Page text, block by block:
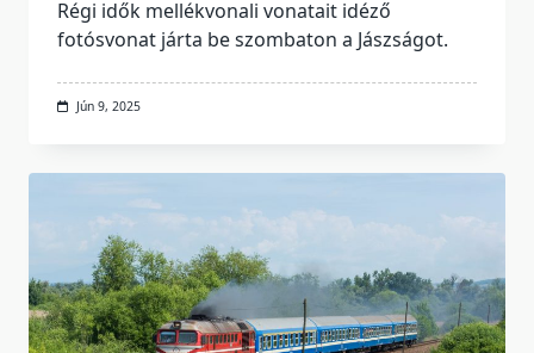
Régi idők mellékvonali vonatait idéző
fotósvonat járta be szombaton a Jászságot.
Jún 9, 2025